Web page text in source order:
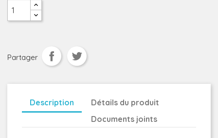
Partager
Description
Détails du produit
Documents joints